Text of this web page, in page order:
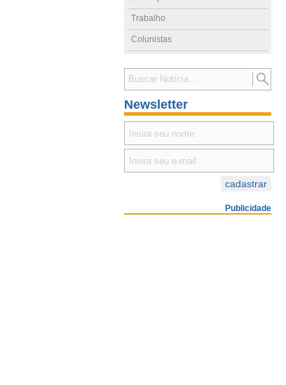
Trabalho
Colunistas
Newsletter
Publicidade